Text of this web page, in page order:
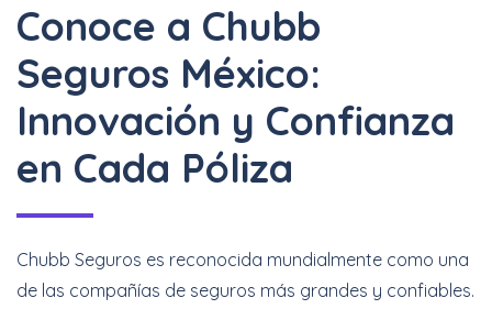
Conoce a Chubb
Seguros México:
Innovación y Confianza
en Cada Póliza
Chubb Seguros es reconocida mundialmente como una
de las compañías de seguros más grandes y confiables.